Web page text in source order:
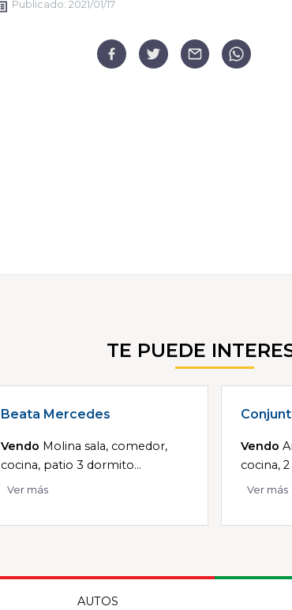
Publicado: 2021/01/17
TE PUEDE
Beata Mercedes
Vendo Molina sala, comedor,
cocina, patio 3 dormito...
Ver más
Vendo
cocina,
Ver más
AUTOS